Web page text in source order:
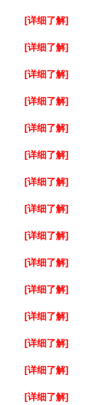
[详细了解]
[详细了解]
[详细了解]
[详细了解]
[详细了解]
[详细了解]
[详细了解]
[详细了解]
[详细了解]
[详细了解]
[详细了解]
[详细了解]
[详细了解]
[详细了解]
[详细了解]